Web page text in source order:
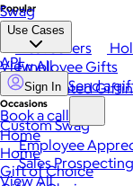
Popular
Best Sellers
View All
Occasions
Employee
Sales Prospecting
View All
Swag
Use Cases
Employee Gifts
Automated
Custom Swag
API
Sign In Send a
Book a call
Home
Home
Gift of Choice